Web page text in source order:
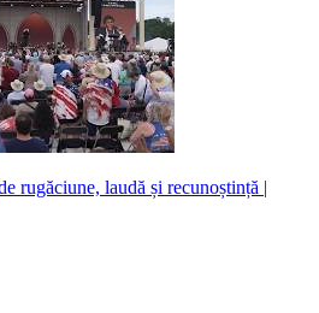
rugăciune, laudă și recunoștință |